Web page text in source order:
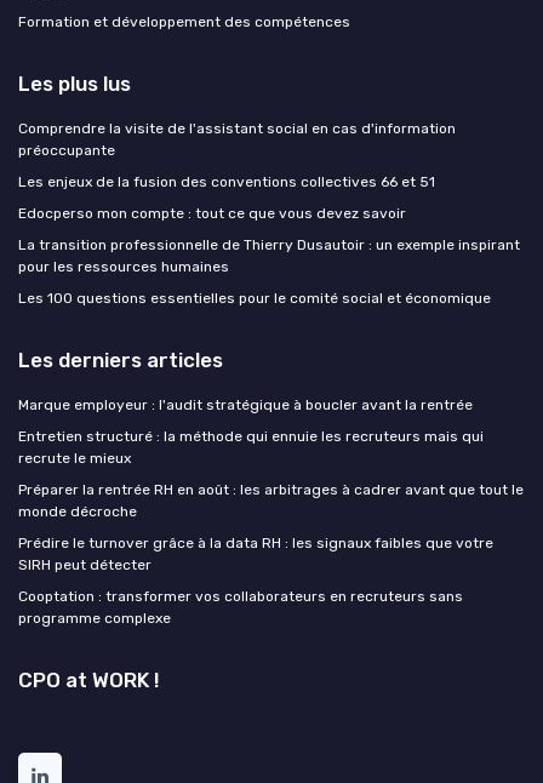
Formation et développement des compétences
Les plus lus
Comprendre la visite de l'assistant social en cas d'information
préoccupante
Les enjeux de la fusion des conventions collectives 66 et 51
Edocperso mon compte : tout ce que vous devez savoir
La transition professionnelle de Thierry Dusautoir : un exemple inspirant
pour les ressources humaines
Les 100 questions essentielles pour le comité social et économique
Les derniers articles
Marque employeur : l'audit stratégique à boucler avant la rentrée
Entretien structuré : la méthode qui ennuie les recruteurs mais qui
recrute le mieux
Préparer la rentrée RH en août : les arbitrages à cadrer avant que tout le
monde décroche
Prédire le turnover grâce à la data RH : les signaux faibles que votre
SIRH peut détecter
Cooptation : transformer vos collaborateurs en recruteurs sans
programme complexe
CPO at WORK !